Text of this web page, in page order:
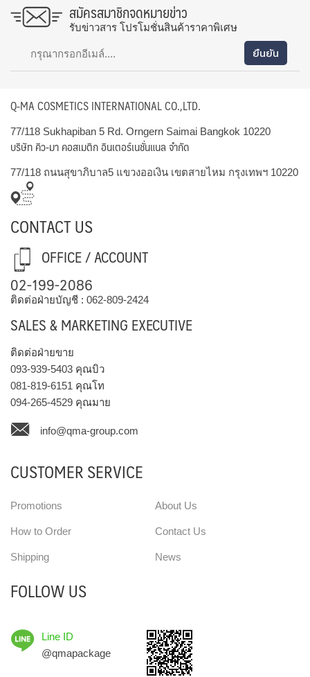
สมัครสมาชิกจดหมายข่าว
รับข่าวสาร โปรโมชั่นสินค้าราคาพิเศษ
Q-MA COSMETICS INTERNATIONAL CO.,LTD.
77/118 Sukhapiban 5 Rd. Orngern Saimai Bangkok 10220
บริษัท คิว-มา คอสเมติก อินเตอร์เนชั่นแนล จำกัด
77/118 ถนนสุขาภิบาล5 แขวงออเงิน เขตสายไหม กรุงเทพฯ 10220
CONTACT US
OFFICE / ACCOUNT
02-199-2086
ติดต่อฝ่ายบัญชี : 062-809-2424
SALES & MARKETING EXECUTIVE
ติดต่อฝ่ายขาย
093-939-5403 คุณบิว
081-819-6151 คุณโท
094-265-4529 คุณมาย
info@qma-group.com
CUSTOMER SERVICE
Promotions
How to Order
Shipping
About Us
Contact Us
News
FOLLOW US
Line ID
@qmapackage